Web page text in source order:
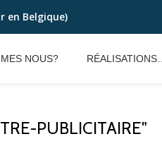
en Belgique)
NOUS? RÉALISATIONS…
PUBLICITAIRE"